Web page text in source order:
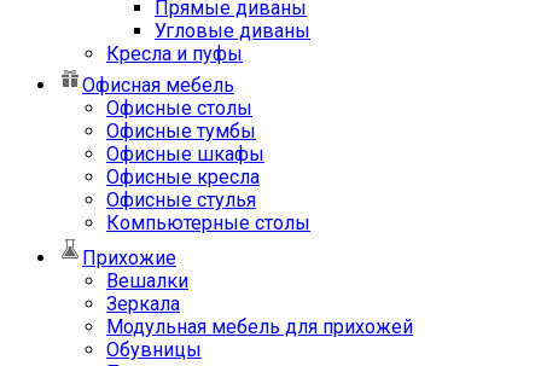
Прямые диваны
Угловые диваны
Кресла и пуфы
Офисная мебель
Офисные столы
Офисные тумбы
Офисные шкафы
Офисные кресла
Офисные стулья
Компьютерные столы
Прихожие
Вешалки
Зеркала
Модульная мебель для прихожей
Обувницы